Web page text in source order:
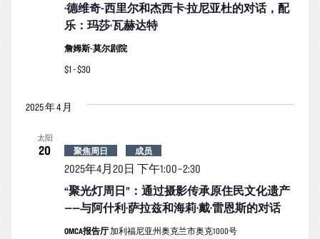
·德维奇-西里尔和杰西卡·拉尼亚杜的对话，配
乐：玛莎·瓦赫达特
詹姆斯-莫尔剧院
$1 - $30
2025 年 4 月
太阳
20
“聚光灯周日”：通过摄影传承原住民文化遗产
——与阿什利·萨拉兹和海莉·戴·雷恩斯的对话
2025年4月20日 下午1:00–2:30
聚焦周日 成员
OMCA报告厅加利福尼亚州奥克兰市奥克1000号